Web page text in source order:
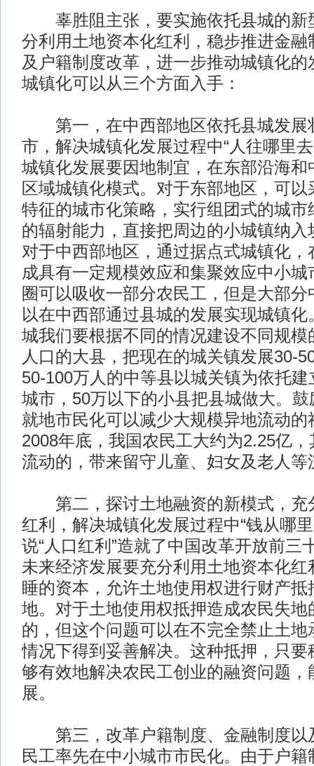
辜胜阻主张，要实施依托县城的新
分利用土地资本化红利，稳步推进金融
及户籍制度改革，进一步推动城镇化
城镇化可以从三个方面入手：
第一，在中西部地区依托县城发展
市，解决城镇化发展过程中“人往哪里
城镇化发展要因地制宜，在东部沿海和
区域城镇化模式。对于东部地区，可
特征的城市化策略，实行组团式的城市
的辐射能力，直接把周边的小城镇纳入
对于中西部地区，通过据点式城镇化，
成具有一定规模效应和集聚效应中小
圈可以吸收一部分农民工，但是大部
以在中西部通过县城的发展实现城镇
城我们要根据不同的情况建设不同规模
人口的大县，把现在的城关镇发展30-
50-100万人的中等县以城关镇为依托
城市，50万以下的小县把县城做大。
就地市民化可以减少大规模异地流动的
2008年底，我国农民工大约为2.25亿
流动的，带来留守儿童、妇女及老人等
第二，探讨土地融资的新模式，充
红利，解决城镇化发展过程中“钱从哪
说“人口红利”造就了中国改革开放前三
未来经济发展要充分利用土地资本化红
睡的资本，允许土地使用权进行财产
地。对于土地使用权抵押造成农民失地
的，但这个问题可以在不完全禁止土地
情况下得到妥善解决。这种抵押，只要
够有效地解决农民工创业的融资问题，
展。
第三，改革户籍制度、金融制度以
民工率先在中小城市市民化。由于户